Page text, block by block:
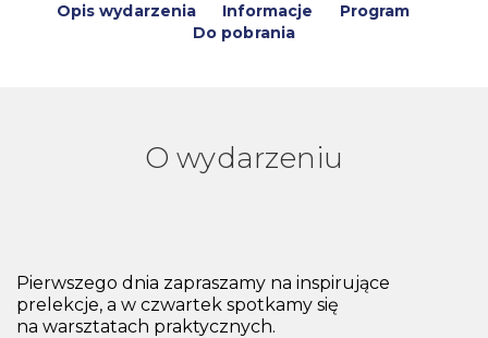
Opis wydarzenia Informacje
Program
Do pobrania
O wydarzeniu
Pierwszego dnia zapraszamy na inspirujące
prelekcje, a w czwartek spotkamy się
na warsztatach praktycznych.